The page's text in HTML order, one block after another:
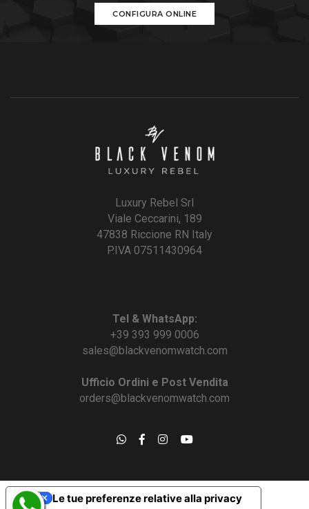
CONFIGURA ONLINE
Luxury Rebel Srl
Viale Ceccarini, 189
47838 Riccione RN Italy
P.IVA 07511430964
Tel & WhatsApp:
+39 393 999 0006
sales@blackvenomwatch.com
Ufficio Ordini e Post Vendita
orders@blackvenomwatch.com
Le tue preferenze relative alla privacy